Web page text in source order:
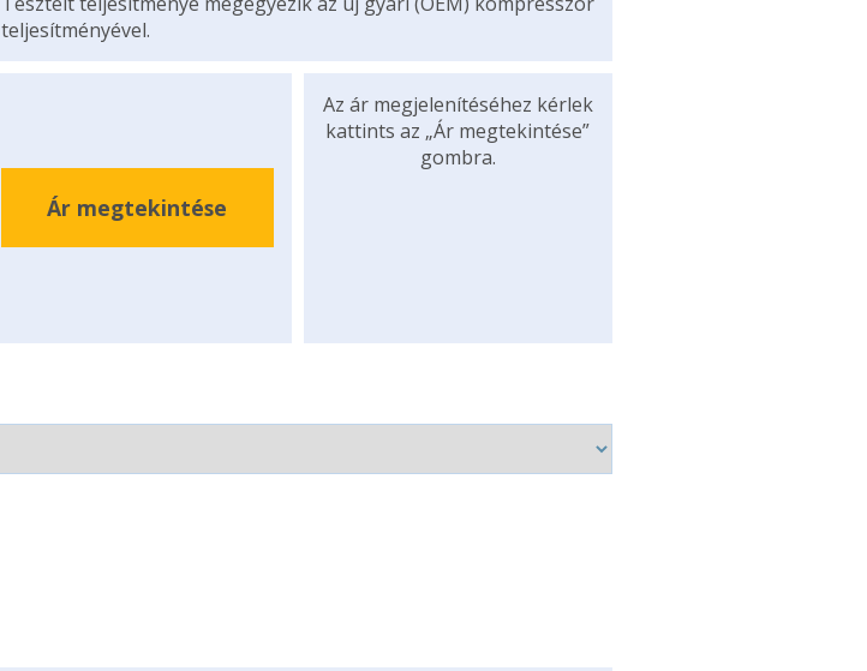
teljesítményével.
Ár megtekintése
Az ár megjelenítéséhez kérlek
kattints az „Ár megtekintése”
gombra.